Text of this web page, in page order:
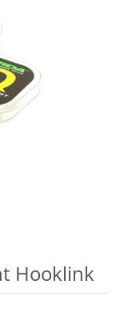
Hooklink